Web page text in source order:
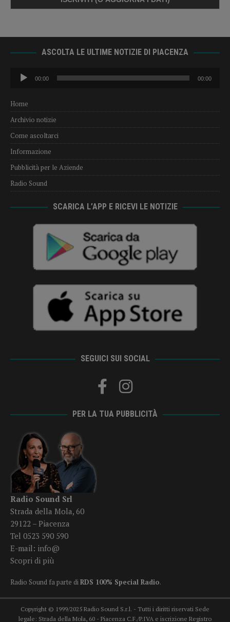
ASCOLTA LE ULTIME NOTIZIE DI PIACENZA
Audio
Player
00:00 00:00
Home
Archivio notizie
Come ascoltarci
Informazione
Pubblicità per le Aziende
Radio Sound
SCARICA L’APP E RICEVI LE NOTIZIE
SEGUICI SUI SOCIAL
PER LA TUA PUBBLICITÀ
Radio Sound Srl
Strada della Mola, 60
29122 – Piacenza
Tel 0523 590 590
E-mail: info@
Scopri di più
Radio Sound fa parte diRDS 100% Special Radio.
Copyright © 1999/2025 Radio Sound S.r.l. - Tutti i diritti riservati Sede
legale: Strada della Mola, 60 - Piacenza C.F./P.IVA e iscrizione Registro